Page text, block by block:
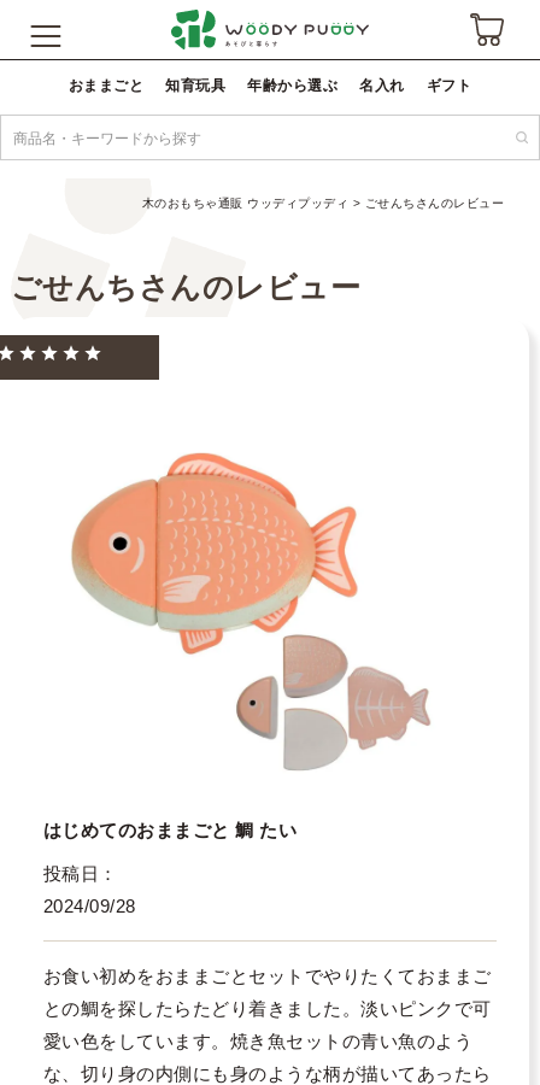
おままごと 知育玩具 年齢から選ぶ 名入れ ギフト
木のおもちゃ通販 ウッディプッディ ごせんちさんのレビュー
ごせんちさんのレビュー
はじめてのおままごと 鯛 たい
投稿日
2024/09/28
お食い初めをおままごとセットでやりたくておままご
との鯛を探したらたどり着きました。淡いピンクで可
愛い色をしています。焼き魚セットの青い魚のよう
な、切り身の内側にも身のような柄が描いてあったら